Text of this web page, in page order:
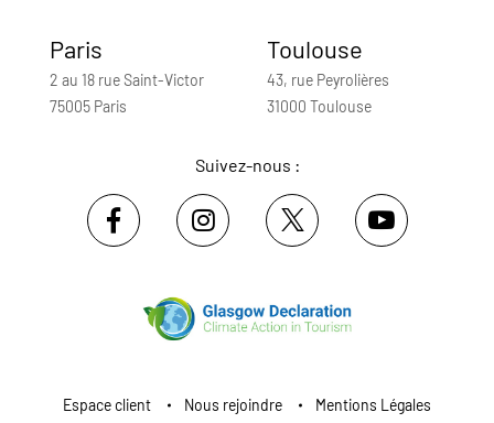
Paris
2 au 18 rue Saint-Victor
75005 Paris
Toulouse
43, rue Peyrolières
31000 Toulouse
Suivez-nous :
Espace client Nous rejoindre
Mentions Légales